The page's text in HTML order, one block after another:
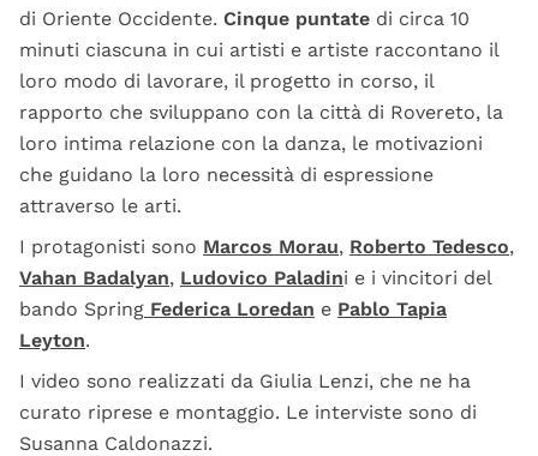
di Oriente Occidente. Cinque puntate di circa 10
minuti ciascuna in cui artisti e artiste raccontano il
loro modo di lavorare, il progetto in corso, il
rapporto che sviluppano con la città di Rovereto, la
loro intima relazione con la danza, le motivazioni
che guidano la loro necessità di espressione
attraverso le arti.
I protagonisti sono Marcos Morau, Roberto Tedesco,
Vahan Badalyan, Ludovico Paladini e i vincitori del
bando Spring Federica Loredan e Pablo Tapia
Leyton.
I video sono realizzati da Giulia Lenzi, che ne ha
curato riprese e montaggio. Le interviste sono di
Susanna Caldonazzi.